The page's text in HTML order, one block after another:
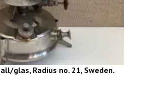
glas, Radius no. 21, Sweden.